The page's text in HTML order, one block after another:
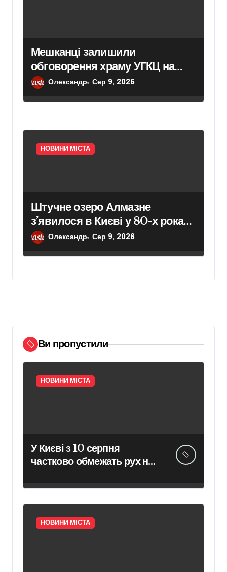
Мешканці залишили
обговорення храму УГКЦ на
вулиці Північній: зустріч так і не
Олександр Сер 9, 2026
НОВИНИ МІСТА
Штучне озеро Алмазне
з’явилося в Києві у 80-х роках
минулого століття
Олександр Сер 9, 2026
Ви пропустили
НОВИНИ МІСТА
У Києві з 10 серпня
частково обмежать рух на
НОВИНИ МІСТА